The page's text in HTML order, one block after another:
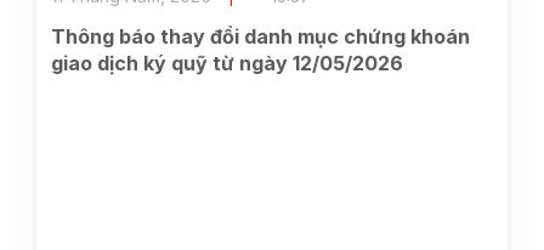
Thông báo thay đổi danh mục chứng khoán
giao dịch ký quỹ từ ngày 12/05/2026